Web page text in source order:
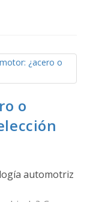
o
automotriz